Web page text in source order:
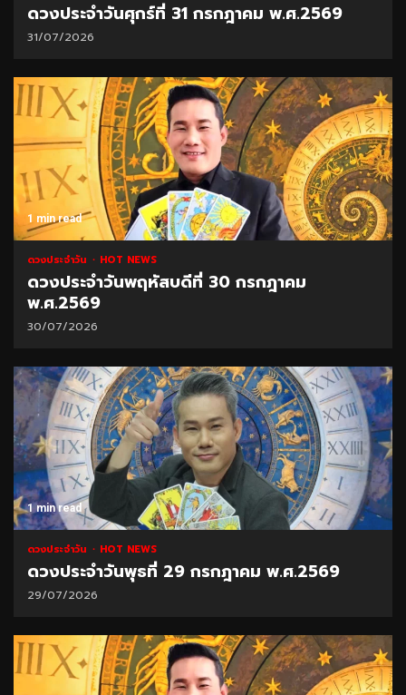
ดวงประจำวันศุกร์ที่ 31 กรกฎาคม พ.ศ.2569
31/07/2026
1 min read
ดวงประจำวัน HOT NEWS
ดวงประจำวันพฤหัสบดีที่ 30 กรกฎาคม
พ.ศ.2569
30/07/2026
1 min read
ดวงประจำวัน HOT NEWS
ดวงประจำวันพุธที่ 29 กรกฎาคม พ.ศ.2569
29/07/2026